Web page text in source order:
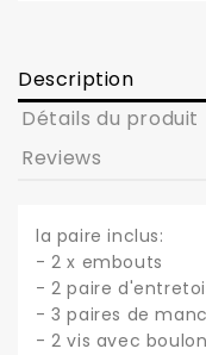
Description
Détails du produit
Reviews
la paire inclus:
- 2 x embouts
- 2 paire
- 3 paires de
- 2 vis avec